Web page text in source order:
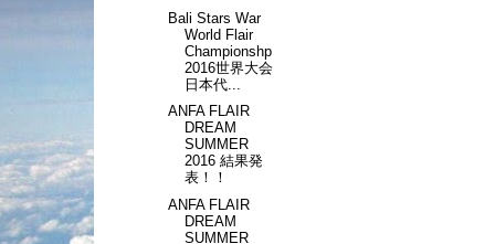
Bali Stars War
World Flair
Championshp
2016世界大会
日本代...
ANFA FLAIR
DREAM
SUMMER
2016 結果発
表！！
ANFA FLAIR
DREAM
SUMMER